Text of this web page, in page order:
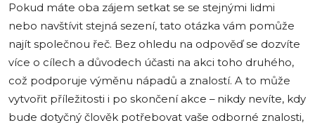
Pokud máte oba zájem setkat se se stejnými lidmi
nebo navštívit stejná sezení, tato otázka vám pomůže
najít společnou řeč. Bez ohledu na odpověď se dozvíte
více o cílech a důvodech účasti na akci toho druhého,
což podporuje výměnu nápadů a znalostí. A to může
vytvořit příležitosti i po skončení akce – nikdy nevíte, kdy
bude dotyčný člověk potřebovat vaše odborné znalosti,